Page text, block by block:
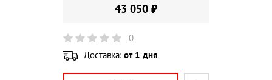
43 050 ₽
0
Доставка: от 1 дня